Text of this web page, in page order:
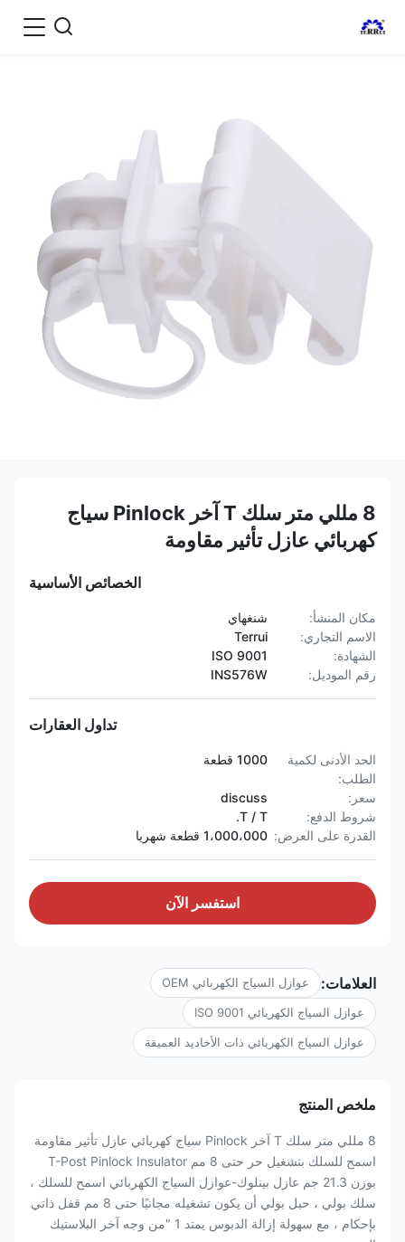
8 مللي متر سلك T آخر Pinlock سياج
كهربائي عازل تأثير مقاومة
الخصائص الأساسية
مكان المنشأ:
شنغهاي
الاسم التجاري:
Terrui
الشهادة:
ISO 9001
رقم الموديل:
INS576W
تداول العقارات
الحد الأدنى لكمية
الطلب:
1000 قطعة
سعر:
discuss
شروط الدفع:
T / T.
القدرة على العرض: 1،000،000 قطعة شهريا
استفسر الآن
العلامات: عوازل السياج الكهربائي OEM
عوازل السياج الكهربائي ISO 9001
عوازل السياج الكهربائي ذات الأخاديد العميقة
ملخص المنتج
8 مللي متر سلك T آخر Pinlock سياج كهربائي عازل تأثير مقاومة
اسمح للسلك بتشغيل حر حتى 8 مم T-Post Pinlock Insulator
بوزن 21.3 جم عازل بينلوك-عوازل السياج الكهربائي اسمح للسلك ،
سلك بولي ، حبل بولي أن يكون تشغيله مجانيًا حتى 8 مم قفل ذاتي
بإحكام ، مع سهولة إزالة الدبوس يمتد 1 "من وجه آخر البلاستيك